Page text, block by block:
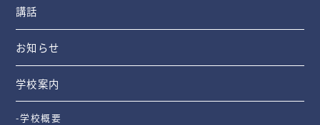
講話
お知らせ
学校案内
-学校概要